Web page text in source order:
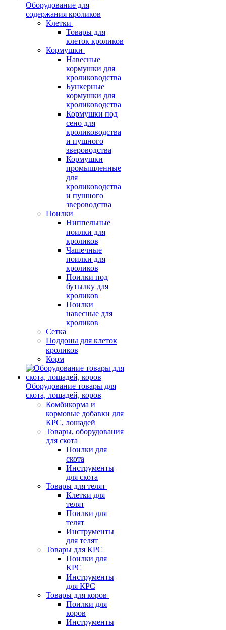
Оборудование для
содержания кроликов
Клетки
Товары для
клеток кроликов
Кормушки
Навесные
кормушки для
кролиководства
Бункерные
кормушки для
кролиководства
Кормушки под
сено для
кролиководства
и пушного
звероводства
Кормушки
промышленные
для
кролиководства
и пушного
звероводства
Поилки
Ниппельные
поилки для
кроликов
Чашечные
поилки для
кроликов
Поилки под
бутылку для
кроликов
Поилки
навесные для
кроликов
Сетка
Поддоны для клеток
кроликов
Корм
Оборудование товары для
скота, лошадей, коров
Комбикорма и
кормовые добавки для
КРС, лошадей
Товары, оборудования
для скота
Поилки для
скота
Инструменты
для скота
Товары для телят
Клетки для
телят
Поилки для
телят
Инструменты
для телят
Товары для КРС
Поилки для
КРС
Инструменты
для КРС
Товары для коров
Поилки для
коров
Инструменты